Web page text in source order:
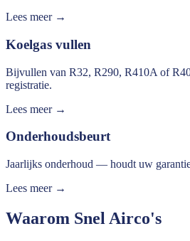
Lees meer →
Koelgas vullen
Bijvullen van R32, R290, R410A of
registratie.
Lees meer →
Onderhoudsbeurt
Jaarlijks onderhoud — houdt uw
Lees meer →
Waarom Snel Airco's